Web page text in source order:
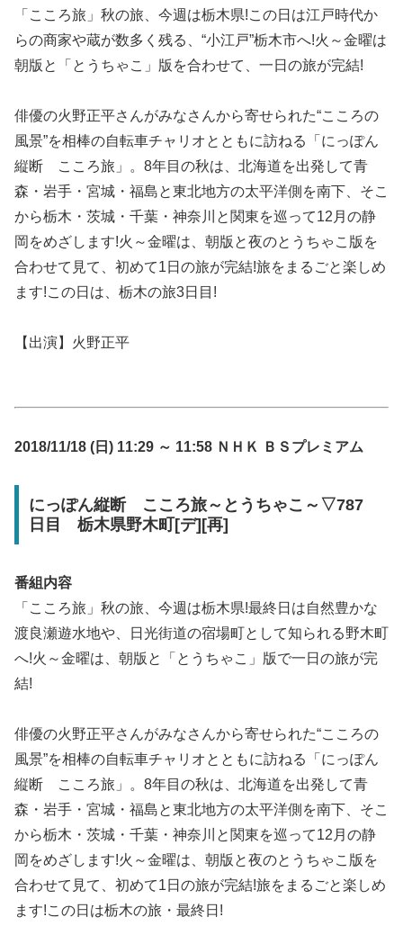
「こころ旅」秋の旅、今週は栃木県!この日は江戸時代か
らの商家や蔵が数多く残る、“小江戸”栃木市へ!火～金曜は
朝版と「とうちゃこ」版を合わせて、一日の旅が完結!
俳優の火野正平さんがみなさんから寄せられた“こころの
風景”を相棒の自転車チャリオとともに訪ねる「にっぽん
縦断 こころ旅」。8年目の秋は、北海道を出発して青
森・岩手・宮城・福島と東北地方の太平洋側を南下、そこ
から栃木・茨城・千葉・神奈川と関東を巡って12月の静
岡をめざします!火～金曜は、朝版と夜のとうちゃこ版を
合わせて見て、初めて1日の旅が完結!旅をまるごと楽しめ
ます!この日は、栃木の旅3日目!
【出演】火野正平
2018/11/18 (日) 11:29 ～ 11:58 ＮＨＫ ＢＳプレミアム
にっぽん縦断 こころ旅～とうちゃこ～▽787
日目 栃木県野木町[デ][再]
番組内容
「こころ旅」秋の旅、今週は栃木県!最終日は自然豊かな
渡良瀬遊水地や、日光街道の宿場町として知られる野木町
へ!火～金曜は、朝版と「とうちゃこ」版で一日の旅が完
結!
俳優の火野正平さんがみなさんから寄せられた“こころの
風景”を相棒の自転車チャリオとともに訪ねる「にっぽん
縦断 こころ旅」。8年目の秋は、北海道を出発して青
森・岩手・宮城・福島と東北地方の太平洋側を南下、そこ
から栃木・茨城・千葉・神奈川と関東を巡って12月の静
岡をめざします!火～金曜は、朝版と夜のとうちゃこ版を
合わせて見て、初めて1日の旅が完結!旅をまるごと楽しめ
ます!この日は栃木の旅・最終日!